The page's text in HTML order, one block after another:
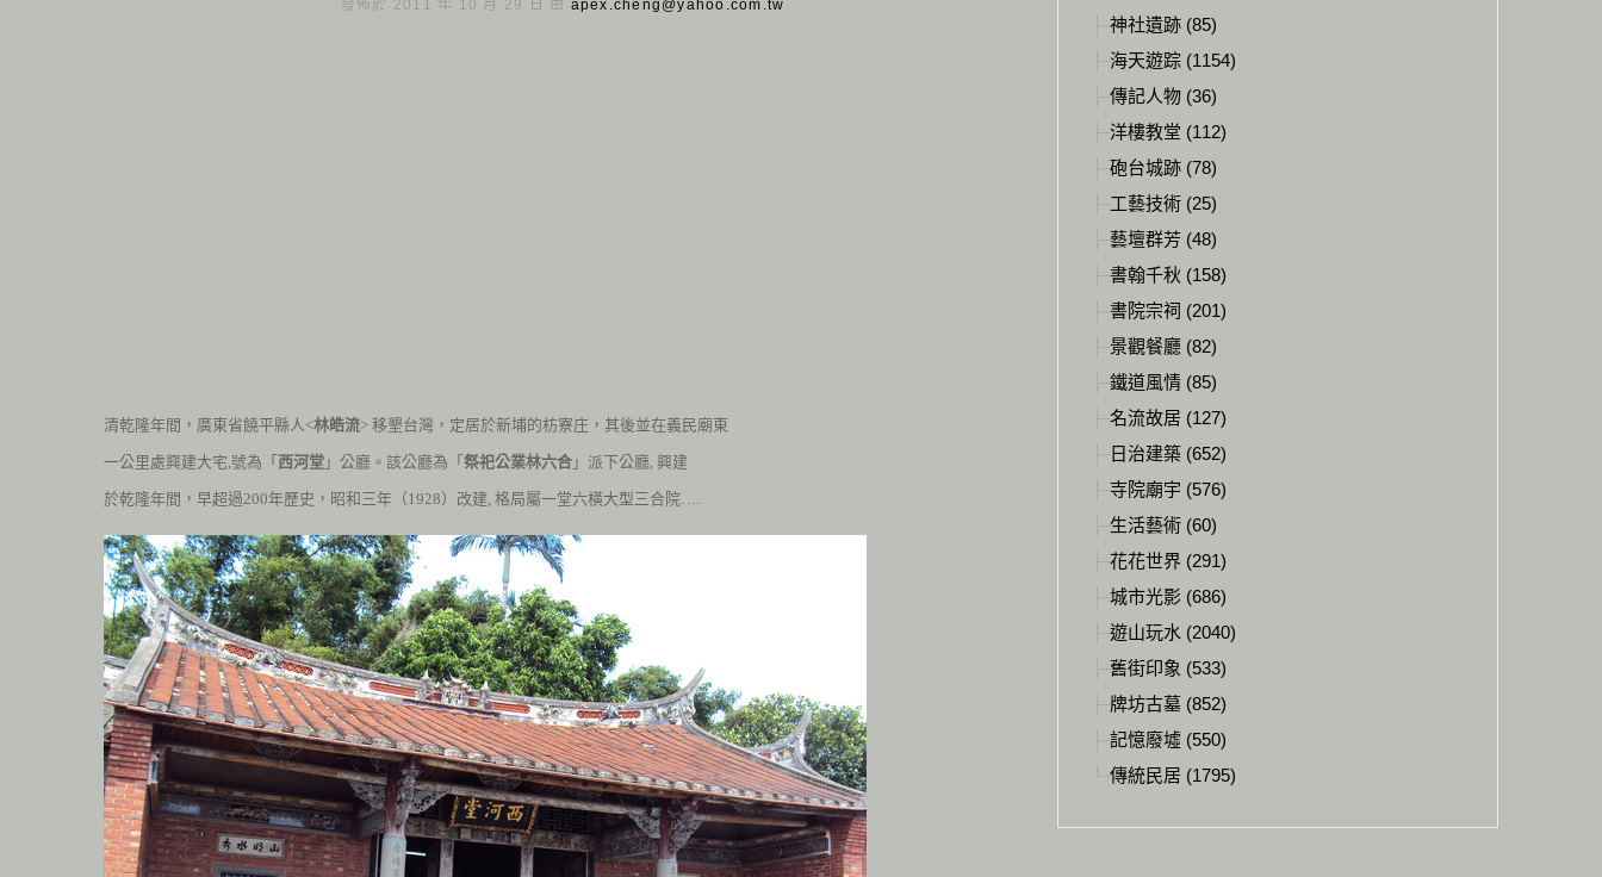
發佈於 2011 年 10 月 29 日 由 apex.cheng@yahoo.com.tw
清乾隆年間，廣東省饒平縣人<林皓流> 移墾台灣，定居於新埔的枋寮庄，其後並在義民廟東
一公里處興建大宅,號為「 西河堂 」公廳。該公廳為「 祭祀公業林六合 」派下公廳, 興建
於乾隆年間，早超過200年歷史，昭和三年（1928）改建, 格局屬一堂六橫大型三合院….
神社遺跡 (85)
海天遊踪 (1154)
傳記人物 (36)
洋樓教堂 (112)
砲台城跡 (78)
工藝技術 (25)
藝壇群芳 (48)
書翰千秋 (158)
書院宗祠 (201)
景觀餐廳 (82)
鐵道風情 (85)
名流故居 (127)
日治建築 (652)
寺院廟宇 (576)
生活藝術 (60)
花花世界 (291)
城市光影 (686)
遊山玩水 (2040)
舊街印象 (533)
牌坊古墓 (852)
記憶廢墟 (550)
傳統民居 (1795)